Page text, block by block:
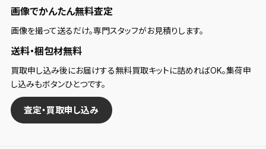
画像でかんたん無料査定
画像を撮って送るだけ。専門スタッフがお見積りします。
送料・梱包材無料
買取申し込み後にお届けする無料買取キットに詰めればOK。集荷申
し込みもボタンひとつです。
査定・買取申し込み